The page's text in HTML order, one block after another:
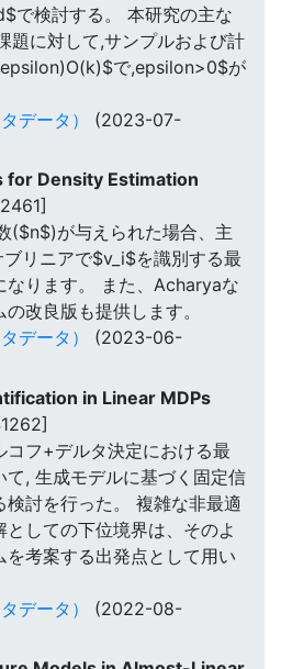
で検討する。 本研究の主な
題に対して,サンプルおよび計
で,epsilon>0$が
データ）
(2023-07-
for Density Estimation
($n$)が与えられた場合、主
リニアで$v_i$を識別する最
なります。 また、Acharyaな
改良版も提供します。
データ）
(2023-06-
in Linear MDPs
コフ+デルタ決定における最
て, 生成モデルに基づく固定信
検討を行った。 複雑な非最適
しての下位境界は、そのよ
を考案する出発点として用い
データ）
(2022-08-